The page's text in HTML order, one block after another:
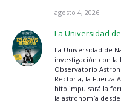
agosto 4, 2026
La Universidad
La Universidad de
investigación con la
Observatorio
Rectoría, la Fuerza
hito impulsará la
la astronomía